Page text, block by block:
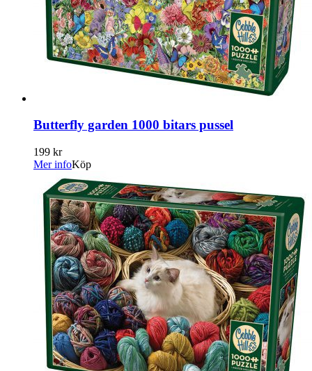
Butterfly garden 1000 bitars pussel
199 kr
Mer infoKöp